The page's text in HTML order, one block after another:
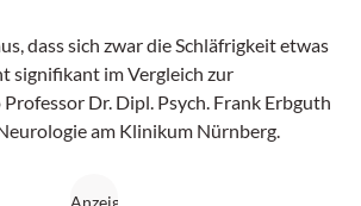
dass sich zwar die Schläfrigkeit etwas
signifikant im Vergleich zur
Dr. Dipl. Psych. Frank Erbguth
am Klinikum Nürnberg.